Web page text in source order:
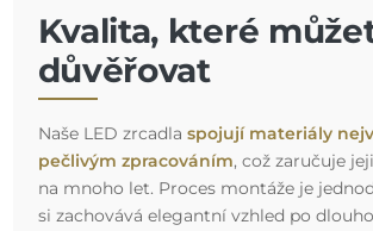
Kvalita, které
důvěřovat
Naše LED zrcadla spojují materiály
pečlivým zpracováním, což zaručuje
na mnoho let. Proces montáže je
si zachovává elegantní vzhled po